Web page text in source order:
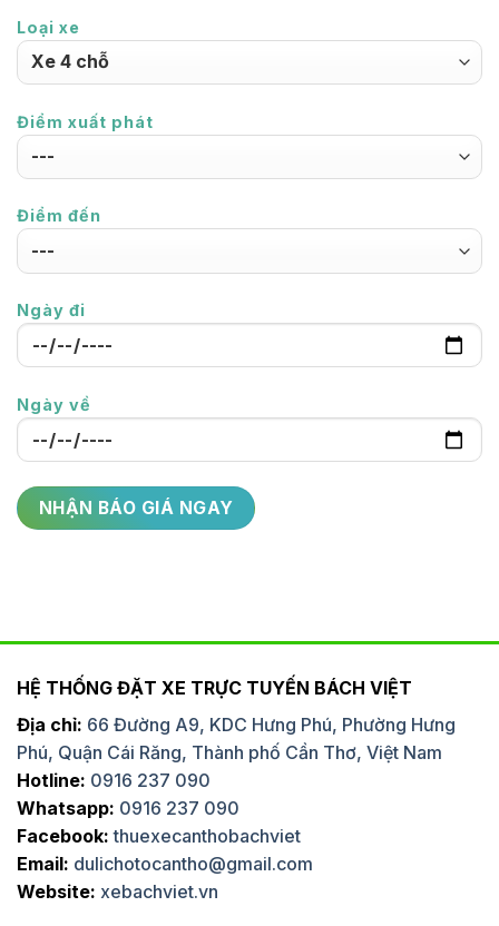
Loại xe
Điểm xuất phát
Điểm đến
Ngày đi
Ngày về
HỆ THỐNG ĐẶT XE TRỰC TUYẾN BÁCH VIỆT
Địa chỉ: 66 Đường A9, KDC Hưng Phú, Phường Hưng
Phú, Quận Cái Răng, Thành phố Cần Thơ, Việt Nam
Hotline: 0916 237 090
Whatsapp: 0916 237 090
Facebook: thuexecanthobachviet
Email: dulichotocantho@gmail.com
Website: xebachviet.vn